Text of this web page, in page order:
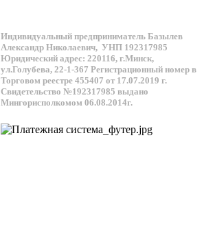
Индивидуальный предприниматель Базылев
Александр Николаевич, УНП 192317985
Юридический адрес: 220116, г.Минск,
ул.Голубева, 22-1-367 Регистрационный номер в
Торговом реестре 455407 от 17.07.2019 г.
Свидетельство №192317985 выдано
Мингорисполкомом 06.08.2014г.